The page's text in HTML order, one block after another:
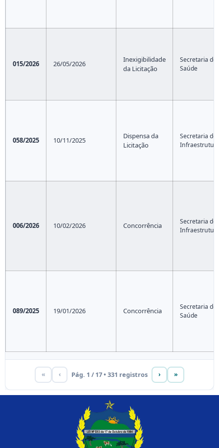
015/2026 26/05/2026
Inexigibilidade
da Licitação
Secretaria de
Saúde
058/2025 10/11/2025
Dispensa da
Licitação
Secretaria de
006/2026 10/02/2026 Concorrência
Secretaria de
089/2025 19/01/2026 Concorrência
Secretaria de
Saúde
« ‹ Pág. 1 / 17 • 331 registros › »